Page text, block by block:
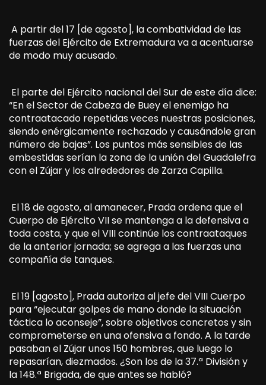
A partir del 17 [de agosto], la combatividad de las
fuerzas del Ejército de Extremadura va a acentuarse
de modo muy acusado.
El parte del Ejército nacional del Sur de este día dice:
“En el Sector de Cabeza de Buey el enemigo ha
contraatacado repetidas veces nuestras posiciones,
siendo enérgicamente rechazado y causándole gran
número de bajas”. Los puntos más sensibles de las
embestidas serían la zona de la unión del Guadalefra
con el Zújar y los alrededores de Zarza Capilla.
El 18 de agosto, al amanecer, Prada ordena que el
Cuerpo de Ejército VII se mantenga a la defensiva a
toda costa, y que el VIII continúe los contraataques
de la anterior jornada; se agrega a las fuerzas una
compañía de tanques.
El 19 [agosto], Prada autoriza al jefe del VIII Cuerpo
para “ejecutar golpes de mano donde la situación
táctica lo aconseje”, sobre objetivos concretos y sin
comprometerse en una ofensiva a fondo. A la tarde
pasaban el Zújar unos 150 hombres, que luego lo
repasarían, diezmados. ¿Son los de la 37.ª División y
la 148.ª Brigada, de que antes se habló?